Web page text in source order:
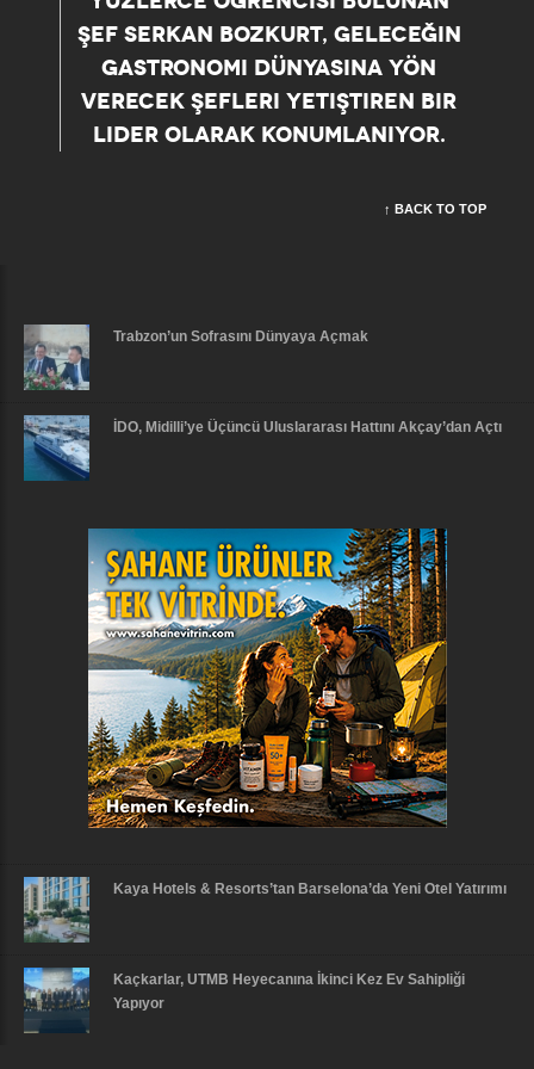
ŞEF SERKAN BOZKURT, GELECEĞIN
GASTRONOMI DÜNYASINA YÖN
VERECEK ŞEFLERI YETIŞTIREN BIR
LIDER OLARAK KONUMLANIYOR.
↑ BACK TO TOP
Trabzon’un Sofrasını Dünyaya Açmak
İDO, Midilli’ye Üçüncü Uluslararası Hattını Akçay’dan Açtı
Kaya Hotels & Resorts’tan Barselona’da Yeni Otel Yatırımı
Kaçkarlar, UTMB Heyecanına İkinci Kez Ev Sahipliği
Yapıyor